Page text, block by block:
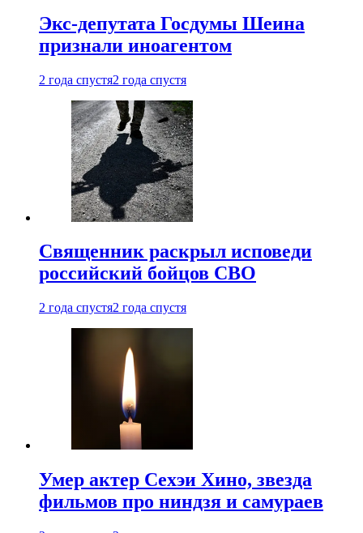
Экс-депутата Госдумы Шеина
признали иноагентом
2 года спустя2 года спустя
Священник раскрыл исповеди
российский бойцов СВО
2 года спустя2 года спустя
Умер актер Сехэи Хино, звезда
фильмов про ниндзя и самураев